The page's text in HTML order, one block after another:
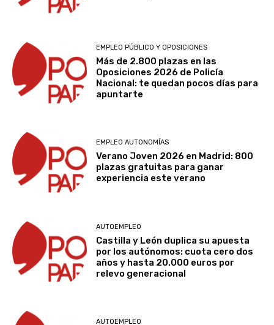
EMPLEO PÚBLICO Y OPOSICIONES
Más de 2.800 plazas en las
Oposiciones 2026 de Policía
Nacional: te quedan pocos días para
apuntarte
EMPLEO AUTONOMÍAS
Verano Joven 2026 en Madrid: 800
plazas gratuitas para ganar
experiencia este verano
AUTOEMPLEO
Castilla y León duplica su apuesta
por los autónomos: cuota cero dos
años y hasta 20.000 euros por
relevo generacional
AUTOEMPLEO